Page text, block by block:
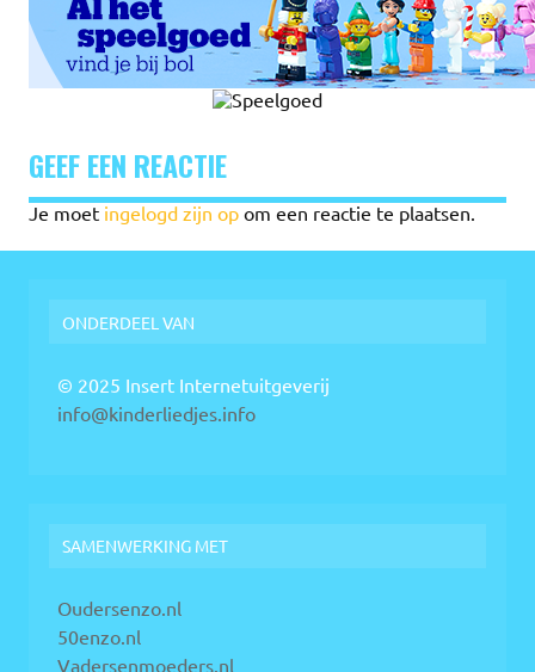
GEEF EEN REACTIE
Je moet ingelogd zijn op om een reactie te plaatsen.
ONDERDEEL VAN
© 2025 Insert Internetuitgeverij
info@kinderliedjes.info
SAMENWERKING MET
Oudersenzo.nl
50enzo.nl
Vadersenmoeders.nl